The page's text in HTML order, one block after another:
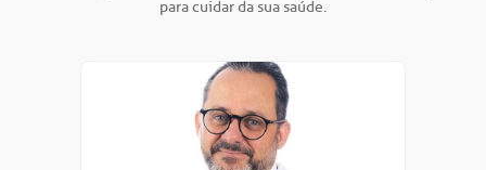
CEP: 01438-000 | Jardim Paulista
para cuidar da sua saúde.